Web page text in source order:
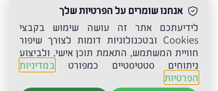
למשפחות בקרבה ראשונה של נפגעי פעולות האיבה
במלחמה.
המרה לציון "עובר"
תואר ראשון – המרה של שני קורסים (קבוצה 2) או
שלושה קורסים (קב' 3,4).
תואר שני – המרה של קורס אחד (קבוצה 2) או שני
קורסים (קב' 3,4).
אנחנו שומרים על הפרטיות שלך
לידיעתכם אתר זה עושה שימוש בקבצי
Cookies ובטכנולוגיות דומות לצורך שיפור
חוויית המשתמש, התאמת תוכן אישי, ולביצוע
ניתוחים סטטיסטיים כמפורט במדיניות
הפרטיות.